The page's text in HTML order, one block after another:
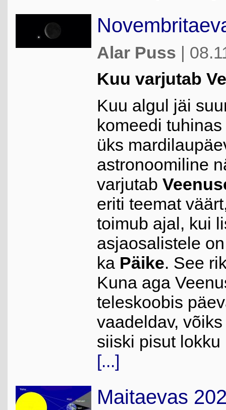
Alar Puss |
Kuu varjutab
Kuu algul jäi
komeedi
üks
astronoomiline
varjutab
eriti teemat
toimub ajal, kui
asjaosalistele
ka Päike. See
Kuna aga
teleskoobis
vaadeldav,
siiski pisut lokku
[...]
Maitaevas